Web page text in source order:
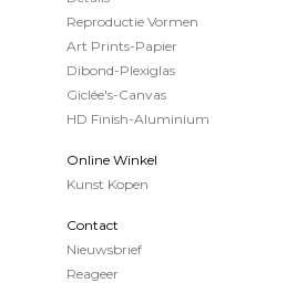
Reproductie Vormen
Art Prints-Papier
Dibond-Plexiglas
Giclée's-Canvas
HD Finish-Aluminium
Online Winkel
Kunst Kopen
Contact
Nieuwsbrief
Reageer